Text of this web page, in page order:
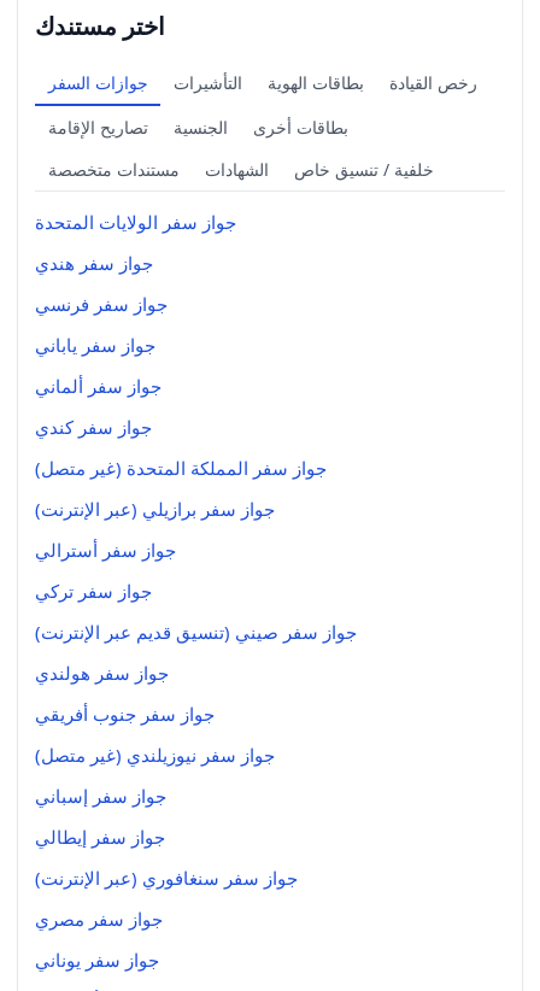
اختر مستندك
جوازات السفر التأشيرات بطاقات الهوية
رخص القيادة
تصاريح الإقامة
الجنسية
بطاقات أخرى
مستندات متخصصة
الشهادات خلفية / تنسيق خاص
جواز سفر الولايات المتحدة
جواز سفر هندي
جواز سفر فرنسي
جواز سفر ياباني
جواز سفر ألماني
جواز سفر كندي
جواز سفر المملكة المتحدة (غير متصل)
جواز سفر برازيلي (عبر الإنترنت)
جواز سفر أسترالي
جواز سفر تركي
جواز سفر صيني (تنسيق قديم عبر الإنترنت)
جواز سفر هولندي
جواز سفر جنوب أفريقي
جواز سفر نيوزيلندي (غير متصل)
جواز سفر إسباني
جواز سفر إيطالي
جواز سفر سنغافوري (عبر الإنترنت)
جواز سفر مصري
جواز سفر يوناني